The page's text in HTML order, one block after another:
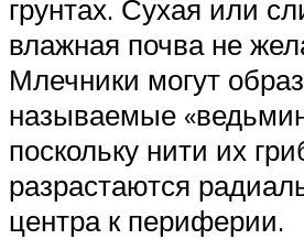
грунтах. Сухая или
влажная почва не
Млечники могут
называемые
поскольку нити их
разрастаются
центра к периферии.